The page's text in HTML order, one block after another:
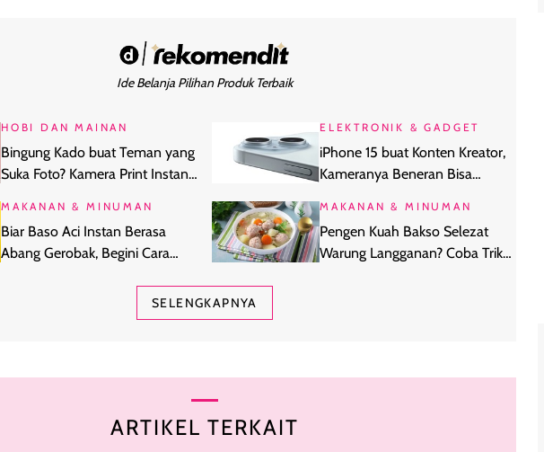
Ide Belanja Pilihan Produk Terbaik
HOBI DAN MAINAN
Bingung Kado buat Teman yang
Suka Foto? Kamera Print Instan
ELEKTRONIK & GADGET
iPhone 15 buat Konten Kreator,
Kameranya Beneran Bisa
MAKANAN & MINUMAN
Biar Baso Aci Instan Berasa
Abang Gerobak, Begini Cara
MAKANAN & MINUMAN
Pengen Kuah Bakso Selezat
Warung Langganan? Coba Trik
SELENGKAPNYA
ARTIKEL TERKAIT